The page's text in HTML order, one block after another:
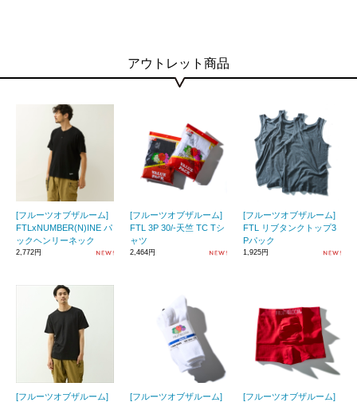
アウトレット商品
[フルーツオブザルーム]
FTLxNUMBER(N)INE パ
ックヘンリーネック
2,772円
[フルーツオブザルーム]
FTL 3P 30/-天竺 TC Tシ
ャツ
2,464円
[フルーツオブザルーム]
FTL リブタンクトップ3
Pパック
1,925円
[フルーツオブザルーム]
[フルーツオブザルーム]
[フルーツオブザルーム]